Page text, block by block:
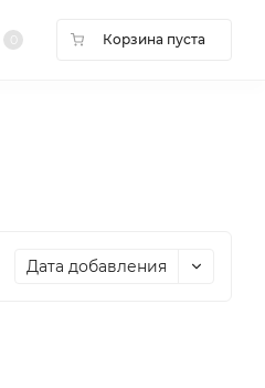
Корзина пуста
Дата добавления